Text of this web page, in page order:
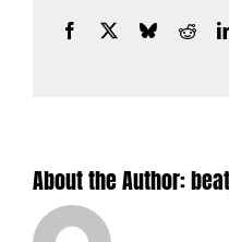
Facebook
X Bluesky
About the Author: